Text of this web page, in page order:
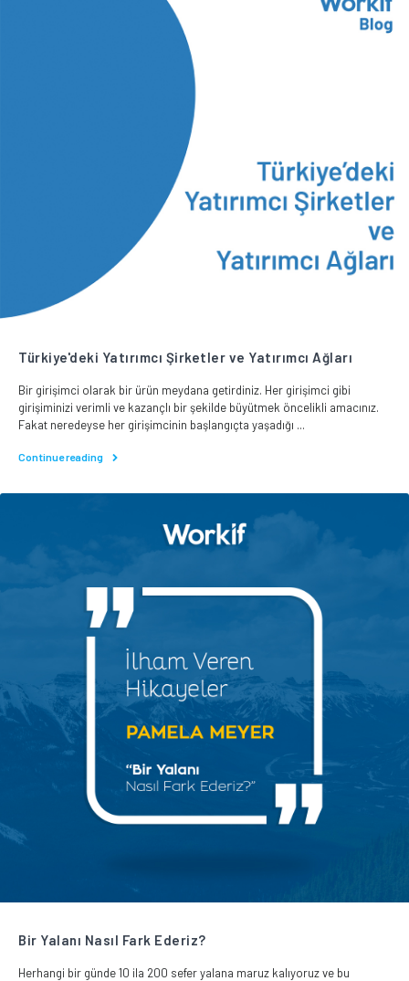
Türkiye'deki Yatırımcı Şirketler ve Yatırımcı Ağları
Bir girişimci olarak bir ürün meydana getirdiniz. Her girişimci gibi
girişiminizi verimli ve kazançlı bir şekilde büyütmek öncelikli amacınız.
Fakat neredeyse her girişimcinin başlangıçta yaşadığı ...
Continue reading
Bir Yalanı Nasıl Fark Ederiz?
Herhangi bir günde 10 ila 200 sefer yalana maruz kalıyoruz ve bu